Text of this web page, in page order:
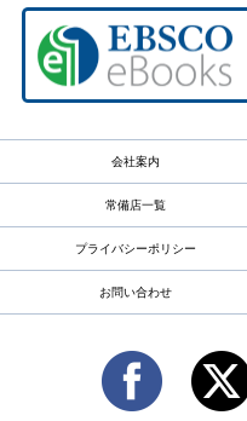
会社案内
常備店一覧
プライバシーポリシー
お問い合わせ